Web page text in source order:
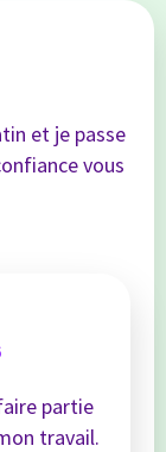
et je passe
vous
partie
travail.